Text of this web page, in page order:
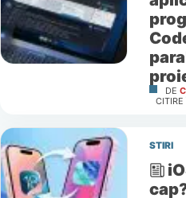
DE
CITIRE
STIRI